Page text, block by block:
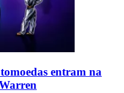
entram na